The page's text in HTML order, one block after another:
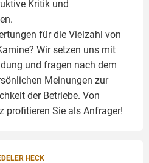
Kritik und
für die Vielzahl von
Wir setzen uns mit
und fragen nach dem
Meinungen zur
der Betriebe. Von
profitieren Sie als Anfrager!
HECK